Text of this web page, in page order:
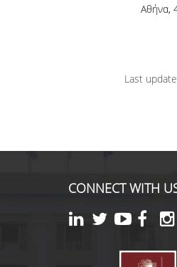
Αθήνα,
Last
CONNECT WITH